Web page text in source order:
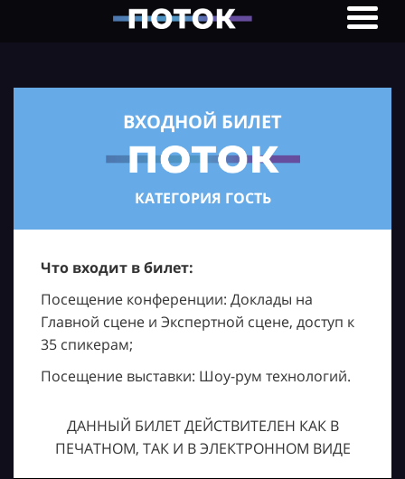
ВХОДНОЙ БИЛЕТ
КАТЕГОРИЯ ГОСТЬ
Что входит в билет:
Посещение конференции: Доклады на
Главной сцене и Экспертной сцене, доступ к
35 спикерам;
Посещение выставки: Шоу-рум технологий.
ДАННЫЙ БИЛЕТ ДЕЙСТВИТЕЛЕН КАК В
ПЕЧАТНОМ, ТАК И В ЭЛЕКТРОННОМ ВИДЕ